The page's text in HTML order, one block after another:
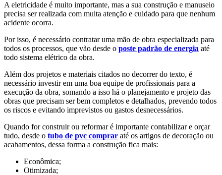
A eletricidade é muito importante, mas a sua construção e manuseio
precisa ser realizada com muita atenção e cuidado para que nenhum
acidente ocorra.
Por isso, é necessário contratar uma mão de obra especializada para
todos os processos, que vão desde o poste padrão de energia até
todo sistema elétrico da obra.
Além dos projetos e materiais citados no decorrer do texto, é
necessário investir em uma boa equipe de profissionais para a
execução da obra, somando a isso há o planejamento e projeto das
obras que precisam ser bem completos e detalhados, prevendo todos
os riscos e evitando imprevistos ou gastos desnecessários.
Quando for construir ou reformar é importante contabilizar e orçar
tudo, desde o tubo de pvc comprar até os artigos de decoração ou
acabamentos, dessa forma a construção fica mais:
Econômica;
Otimizada;